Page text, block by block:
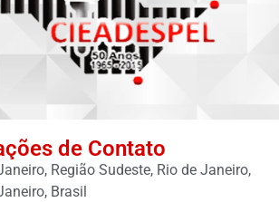
de Contato
Região Sudeste, Rio de Janeiro,
Brasil